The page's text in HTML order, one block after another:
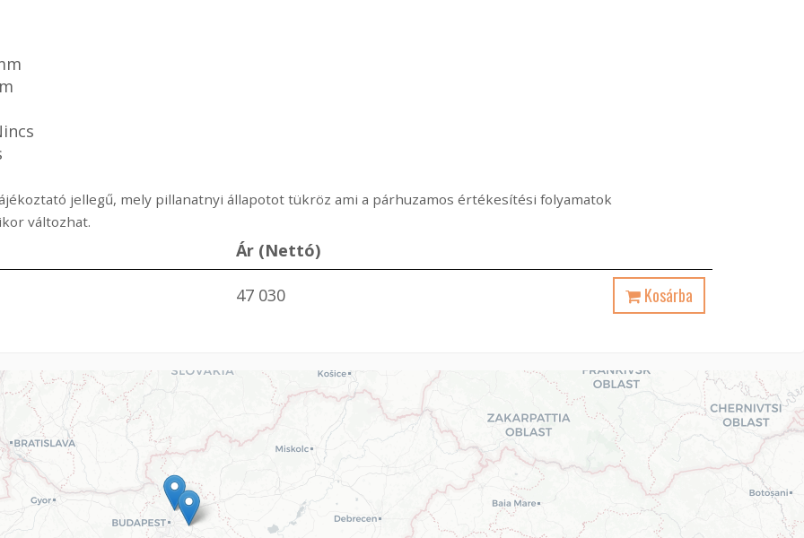
jellegű, mely pillanatnyi állapotot tükröz ami a párhuzamos értékesítési folyamatok
változhat.
Ár (Nettó)
47 030 Kosárba